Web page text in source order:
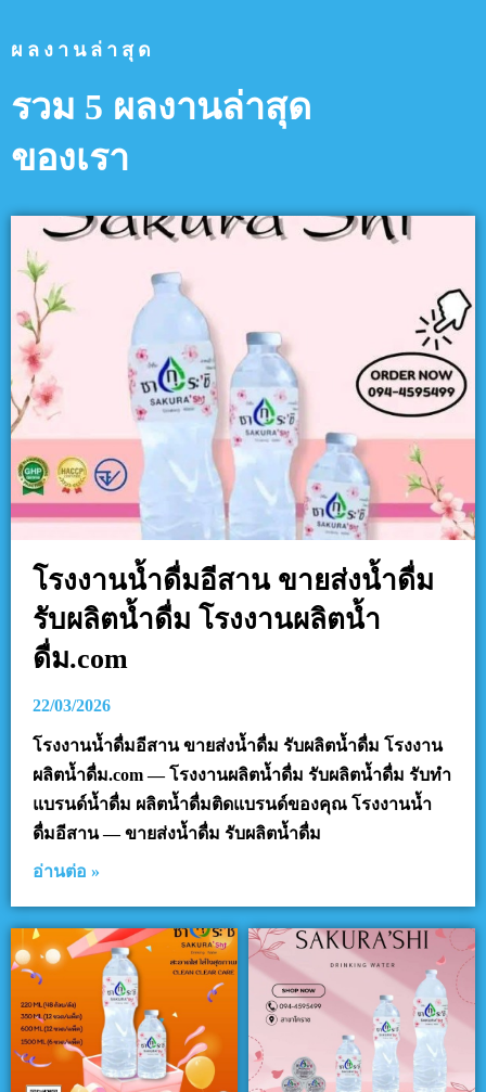
ผลงานล่าสุด
รวม 5 ผลงานล่าสุด
ของเรา
โรงงานน้ำดื่มอีสาน ขายส่งน้ำดื่ม
รับผลิตน้ำดื่ม โรงงานผลิตน้ำ
ดื่ม.com
22/03/2026
โรงงานน้ำดื่มอีสาน ขายส่งน้ำดื่ม รับผลิตน้ำดื่ม โรงงาน
ผลิตน้ำดื่ม.com — โรงงานผลิตน้ำดื่ม รับผลิตน้ำดื่ม รับทำ
แบรนด์น้ำดื่ม ผลิตน้ำดื่มติดแบรนด์ของคุณ โรงงานน้ำ
ดื่มอีสาน — ขายส่งน้ำดื่ม รับผลิตน้ำดื่ม
อ่านต่อ »